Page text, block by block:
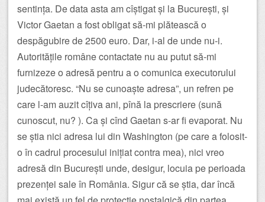
sentința. De data asta am cîștigat și la București, și
Victor Gaetan a fost obligat să-mi plătească o
despăgubire de 2500 euro. Dar, i-al de unde nu-i.
Autoritățile române contactate nu au putut să-mi
furnizeze o adresă pentru a o comunica executorului
judecătoresc. “Nu se cunoaște adresa”, un refren pe
care l-am auzit cîțiva ani, pînă la prescriere (sună
cunoscut, nu? ). Ca și cînd Gaetan s-ar fi evaporat. Nu
se știa nici adresa lui din Washington (pe care a folosit-
o în cadrul procesului inițiat contra mea), nici vreo
adresă din București unde, desigur, locuia pe perioada
prezenței sale în România. Sigur că se știa, dar încă